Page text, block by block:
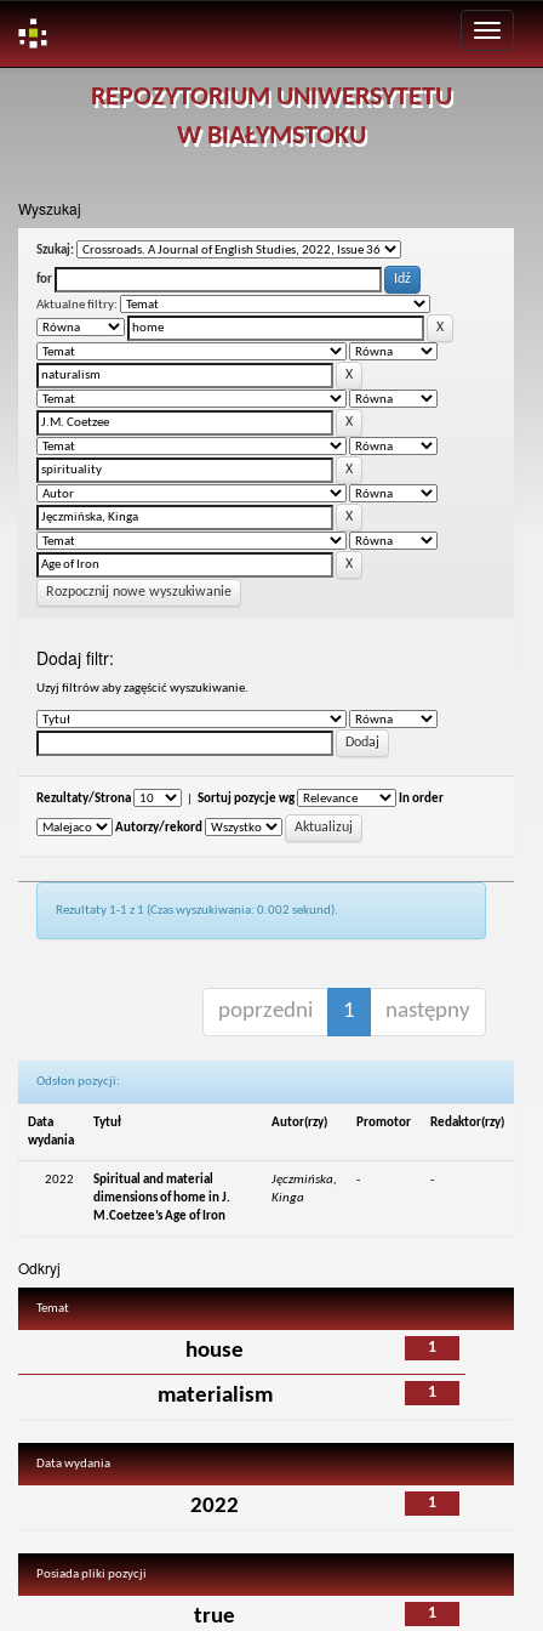
REPOZYTORIUM UNIWERSYTETU
W BIAŁYMSTOKU
Wyszukaj
Szukaj:
for
Aktualne filtry:
Rozpocznij nowe wyszukiwanie
Dodaj filtr:
Uzyj filtrów aby zagęścić wyszukiwanie.
Rezultaty/Strona Sortuj pozycje wg In order
Autorzy/rekord
Rezultaty 1-1 z 1 (Czas wyszukiwania: 0.002 sekund).
poprzedni 1 następny
Odsłon pozycji:
Data
wydania
Tytuł Autor(rzy) Promotor Redaktor(rzy)
2022
Spiritual and material
dimensions of home in J.
M.Coetzee’s Age of Iron
Jęczmińska,
Kinga
- -
Odkryj
Temat
1
house
1
materialism
Data wydania
1
2022
Posiada pliki pozycji
1
true